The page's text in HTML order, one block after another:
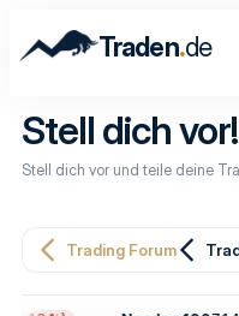
Traden.de
Stell dich vor!
Stell dich vor und teile deine
Trading Forum